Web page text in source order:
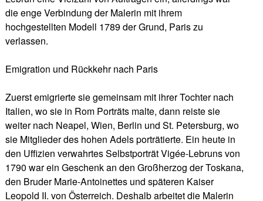
die enge Verbindung der Malerin mit ihrem
hochgestellten Modell 1789 der Grund, Paris zu
verlassen.
Emigration und Rückkehr nach Paris
Zuerst emigrierte sie gemeinsam mit ihrer Tochter nach
Italien, wo sie in Rom Porträts malte, dann reiste sie
weiter nach Neapel, Wien, Berlin und St. Petersburg, wo
sie Mitglieder des hohen Adels porträtierte. Ein heute in
den Uffizien verwahrtes Selbstporträt Vigée-Lebruns von
1790 war ein Geschenk an den Großherzog der Toskana,
den Bruder Marie-Antoinettes und späteren Kaiser
Leopold II. von Österreich. Deshalb arbeitet die Malerin